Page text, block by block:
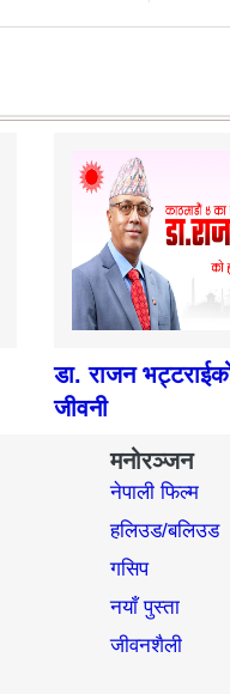
डा. राजन
जीवनी
मनोरञ्जन
नेपाली फिल्म
हलिउड/बलिउड
गसिप
नयाँ पुस्ता
जीवनशैली